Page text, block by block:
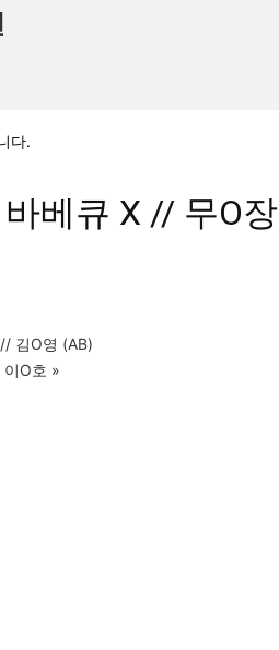
다.
베큐 X // 무O장
김O영 (AB)
O호 »